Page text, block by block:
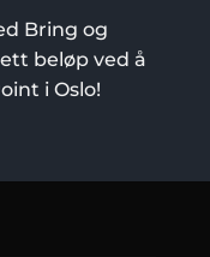
Bring og
beløp ved å
i Oslo!